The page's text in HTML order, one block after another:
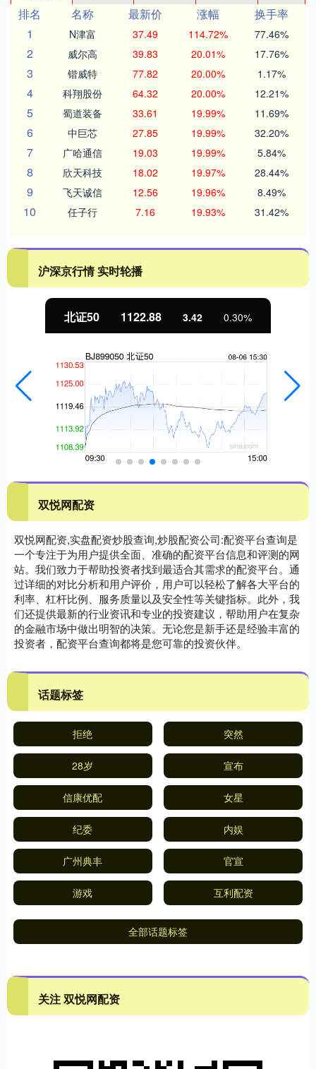
排名
名称 最新价 涨幅
换手率
1
N津富 37.49 114.72% 77.46%
2 威尔高 39.83 20.01% 17.76%
3 锴威特 77.82 20.00% 1.17%
4 科翔股份 64.32 20.00% 12.21%
5 蜀道装备 33.61 19.99% 11.69%
6 中巨芯 27.85 19.99% 32.20%
7 广哈通信 19.03 19.99% 5.84%
8 欣天科技 18.02 19.97% 28.44%
9 飞天诚信 12.56 19.96% 8.49%
10 任子行 7.16 19.93% 31.42%
沪深京行情 实时轮播
北证50 1122.88 3.42 0.30%
双悦网配资
双悦网配资,实盘配资炒股查询,炒股配资公司:配资平台查询是
一个专注于为用户提供全面、准确的配资平台信息和评测的网
站。我们致力于帮助投资者找到最适合其需求的配资平台。通
过详细的对比分析和用户评价，用户可以轻松了解各大平台的
利率、杠杆比例、服务质量以及安全性等关键指标。此外，我
们还提供最新的行业资讯和专业的投资建议，帮助用户在复杂
的金融市场中做出明智的决策。无论您是新手还是经验丰富的
投资者，配资平台查询都将是您可靠的投资伙伴。
话题标签
拒绝 突然
28岁 宣布
信康优配 女星
纪委 内娱
广州典丰 官宣
游戏 互利配资
全部话题标签
关注 双悦网配资